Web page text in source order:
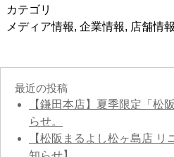
カテゴリ
メディア情報, 企業情報, 店舗情報
最近の投稿
【鎌田本店】夏季限定「松
らせ。
【松阪まるよし松ヶ島店